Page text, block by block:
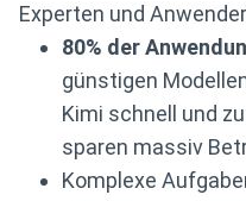
Experten und
80% der
günstigen
Kimi schnell und
sparen massiv
Komplexe